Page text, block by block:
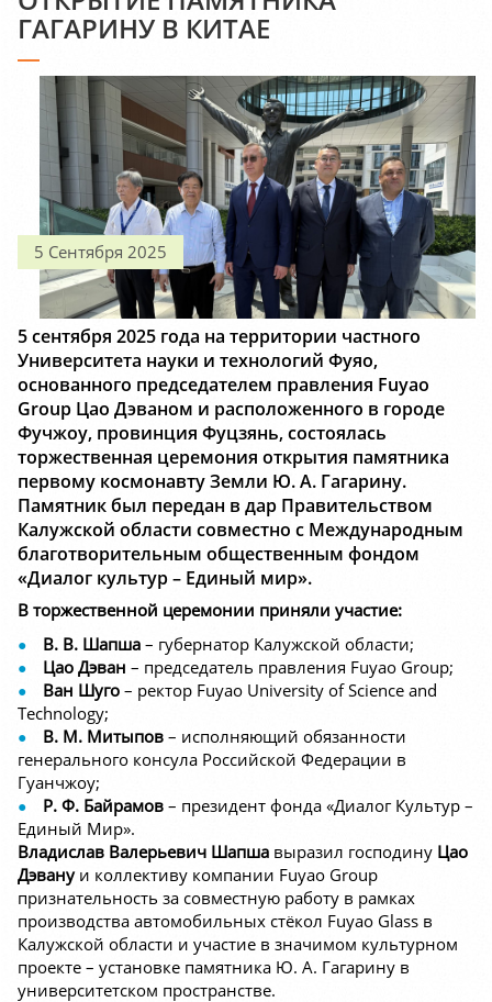
ГАГАРИНУ В КИТАЕ
5 Сентября 2025
5 сентября 2025 года на территории частного
Университета науки и технологий Фуяо,
основанного председателем правления Fuyao
Group Цао Дэваном и расположенного в городе
Фучжоу, провинция Фуцзянь, состоялась
торжественная церемония открытия памятника
первому космонавту Земли Ю. А. Гагарину.
Памятник был передан в дар Правительством
Калужской области совместно с Международным
благотворительным общественным фондом
«Диалог культур – Единый мир».
В торжественной церемонии приняли участие:
В. В. Шапша – губернатор Калужской области;
Цао Дэван – председатель правления Fuyao Group;
Ван Шуго – ректор Fuyao University of Science and
Technology;
В. М. Митыпов – исполняющий обязанности
генерального консула Российской Федерации в
Гуанчжоу;
Р. Ф. Байрамов – президент фонда «Диалог Культур –
Единый Мир».
Владислав Валерьевич Шапша выразил господину Цао
Дэвануи коллективу компании Fuyao Group
признательность за совместную работу в рамках
производства автомобильных стёкол Fuyao Glass в
Калужской области и участие в значимом культурном
проекте – установке памятника Ю. А. Гагарину в
университетском пространстве.